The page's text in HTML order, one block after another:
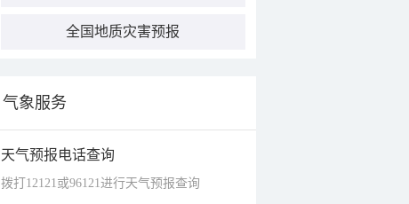
全国地质灾害预报
气象服务
天气预报电话查询
拨打12121或96121进行天气预报查询